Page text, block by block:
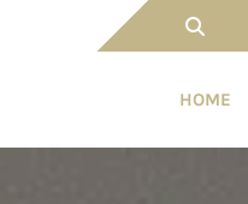
HOME